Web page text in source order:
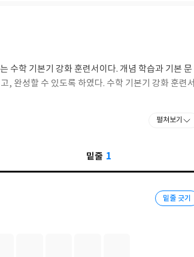
수학 기본기 강화 훈련서이다. 개념 학습과 기본 문
, 완성할 수 있도록 하였다. 수학 기본기 강화 훈련서
펼쳐보기
밑줄 1
밑줄 긋기